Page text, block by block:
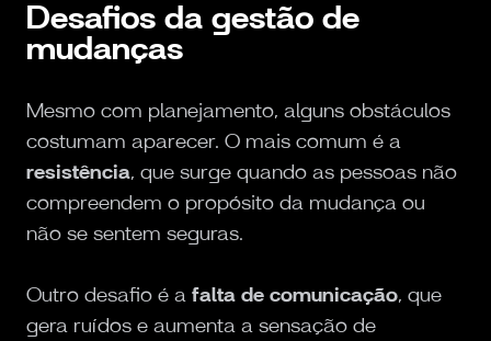
Desafios da gestão de
mudanças
Mesmo com planejamento, alguns obstáculos
costumam aparecer. O mais comum é a
resistência, que surge quando as pessoas não
compreendem o propósito da mudança ou
não se sentem seguras.
Outro desafio é a falta de comunicação, que
gera ruídos e aumenta a sensação de